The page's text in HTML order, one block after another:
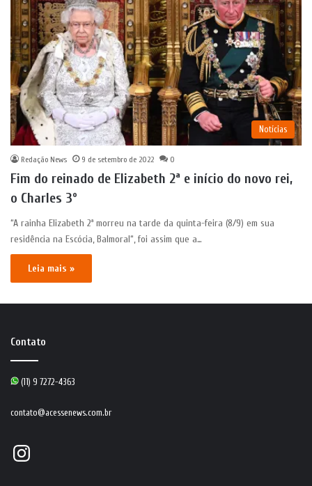
Notícias
Redação News 9 de setembro de 2022 0
Fim do reinado de Elizabeth 2ª e início do novo rei,
o Charles 3º
“A rainha Elizabeth 2ª morreu na tarde da quinta-feira (8/9) em sua
residência na Escócia, Balmoral“, foi assim que a…
Leia mais »
Contato
(11) 9 7272-4363
contato@acessenews.com.br
Instagram